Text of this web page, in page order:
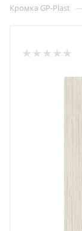
Кромка GP-Plast